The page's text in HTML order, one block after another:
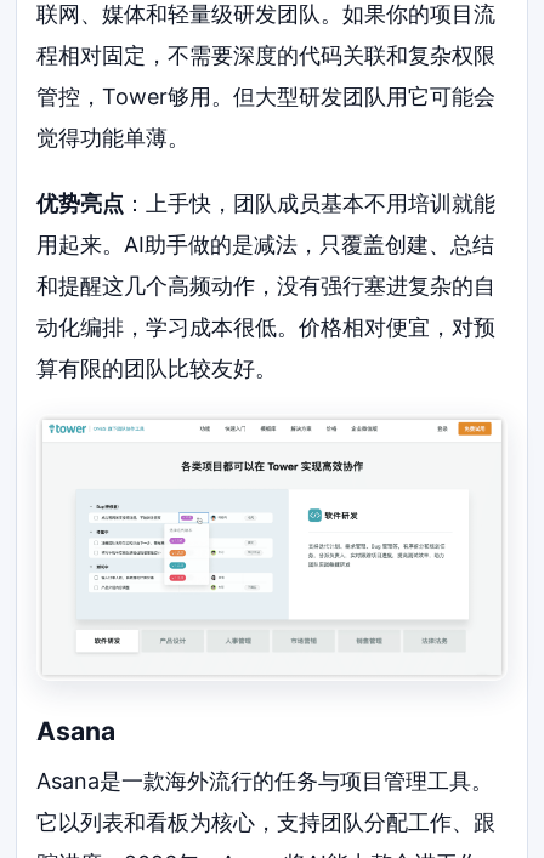
联网、媒体和轻量级研发团队。如果你的项目流
程相对固定，不需要深度的代码关联和复杂权限
管控，Tower够用。但大型研发团队用它可能会
觉得功能单薄。
优势亮点 ：上手快，团队成员基本不用培训就能
用起来。AI助手做的是减法，只覆盖创建、总结
和提醒这几个高频动作，没有强行塞进复杂的自
动化编排，学习成本很低。价格相对便宜，对预
算有限的团队比较友好。
Asana
Asana是一款海外流行的任务与项目管理工具。
它以列表和看板为核心，支持团队分配工作、跟